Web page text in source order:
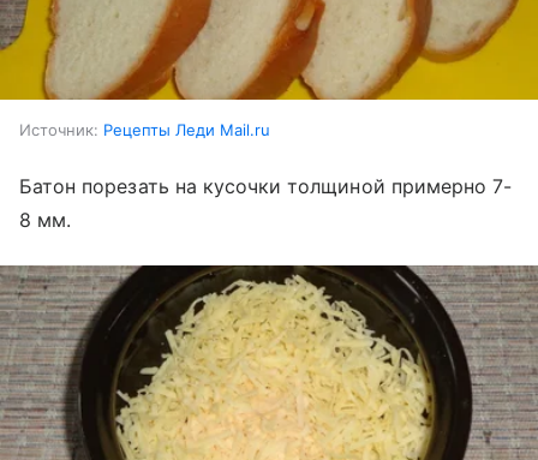
Источник: Рецепты Леди Mail.ru
Батон порезать на кусочки толщиной примерно 7-
8 мм.